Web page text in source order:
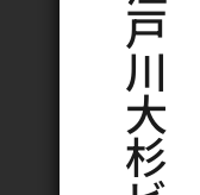
戸
川
大
杉